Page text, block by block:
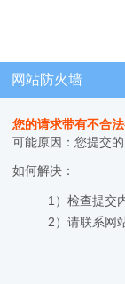
网站防火墙
您的请求带有不合
可能原因：您提交
如何解决：
1）检查提交
2）请联系网